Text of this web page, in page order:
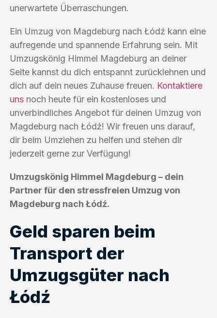
unerwartete Überraschungen.
Ein Umzug von Magdeburg nach Łódź kann eine
aufregende und spannende Erfahrung sein. Mit
Umzugskönig Himmel Magdeburg an deiner
Seite kannst du dich entspannt zurücklehnen und
dich auf dein neues Zuhause freuen. Kontaktiere
uns noch heute für ein kostenloses und
unverbindliches Angebot für deinen Umzug von
Magdeburg nach Łódź! Wir freuen uns darauf,
dir beim Umziehen zu helfen und stehen dir
jederzeit gerne zur Verfügung!
Umzugskönig Himmel Magdeburg – dein
Partner für den stressfreien Umzug von
Magdeburg nach Łódź.
Geld sparen beim
Transport der
Umzugsgüter nach
Łódź